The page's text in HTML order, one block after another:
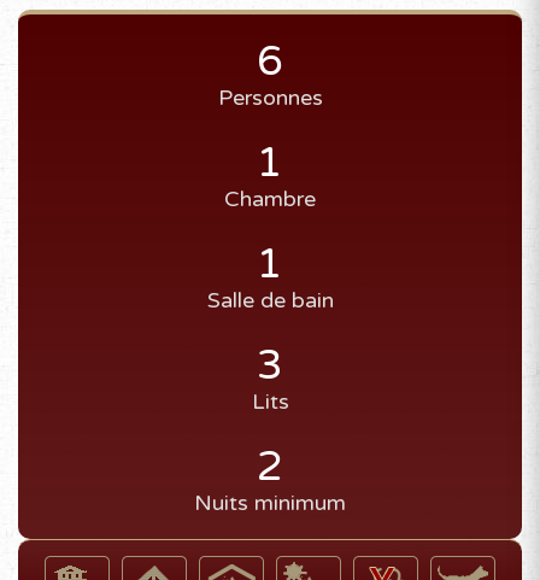
6
Personnes
1
Chambre
1
Salle de bain
3
Lits
2
Nuits minimum